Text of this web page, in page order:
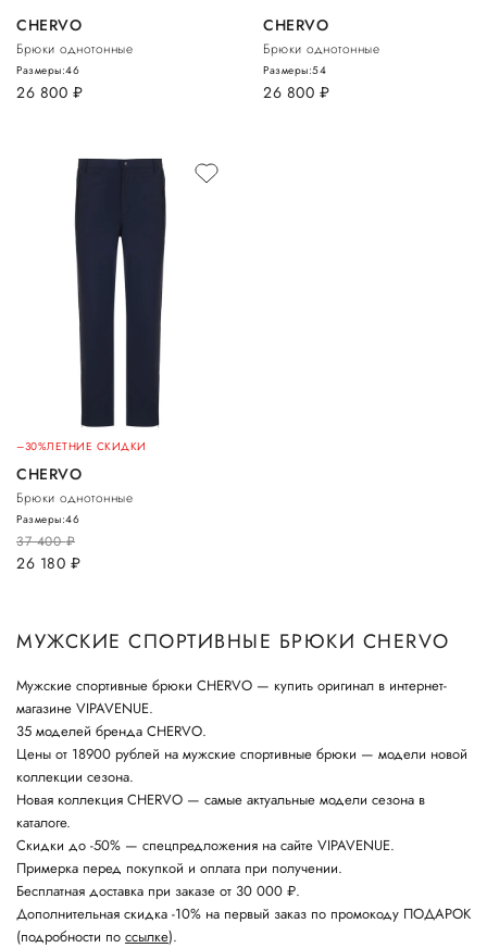
CHERVO
Брюки однотонные
26 800 руб.
Размеры:46
CHERVO
Брюки однотонные
26 800 руб.
Размеры:54
–30%ЛЕТНИЕ СКИДКИ
CHERVO
Брюки однотонные
37 400руб.
26 180 руб.
Размеры:46
МУЖСКИЕ СПОРТИВНЫЕ БРЮКИ CHERVO
Мужские спортивные брюки CHERVO — купить оригинал в интернет-
магазине VIPAVENUE.
35 моделей бренда CHERVO.
Цены от 18900 рублей на мужские спортивные брюки — модели новой
коллекции сезона.
Новая коллекция CHERVO — самые актуальные модели сезона в
каталоге.
Скидки до -50% — спецпредложения на сайте VIPAVENUE.
Примерка перед покупкой и оплата при получении.
Бесплатная доставка при заказе от 30 000 ₽.
Дополнительная скидка -10% на первый заказ по промокоду ПОДАРОК
(подробности по ссылке).